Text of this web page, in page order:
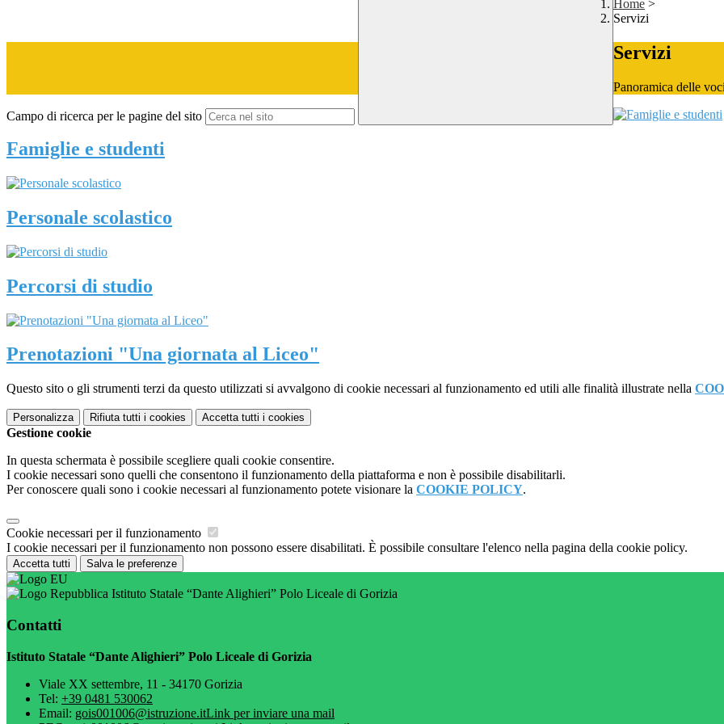
Campo di ricerca per le pagine del sito
Home >
Servizi
Servizi
Panoramica delle
Famiglie e studenti
Personale scolastico
Percorsi di studio
Prenotazioni "Una giornata al Liceo"
Questo sito o gli strumenti terzi da questo utilizzati si avvalgono di cookie necessari al funzionamento ed utili alle finalità illustrate nella
Personalizza Rifiuta tutti i cookies Accetta tutti i cookies
Gestione cookie
In questa schermata è possibile scegliere quali cookie consentire.
I cookie necessari sono quelli che consentono il funzionamento della piattaforma e non è possibile disabilitarli.
Per conoscere quali sono i cookie necessari al funzionamento potete visionare la COOKIE POLICY.
Cookie necessari per il funzionamento
I cookie necessari per il funzionamento non possono essere disabilitati. È possibile consultare l'elenco nella pagina della cookie policy.
Accetta tutti Salva le preferenze
Istituto Statale “Dante Alighieri” Polo Liceale di Gorizia
Contatti
Istituto Statale “Dante Alighieri” Polo Liceale di Gorizia
Viale XX settembre, 11 - 34170 Gorizia
Tel: +39 0481 530062
Email: gois001006@istruzione.itLink per inviare una mail